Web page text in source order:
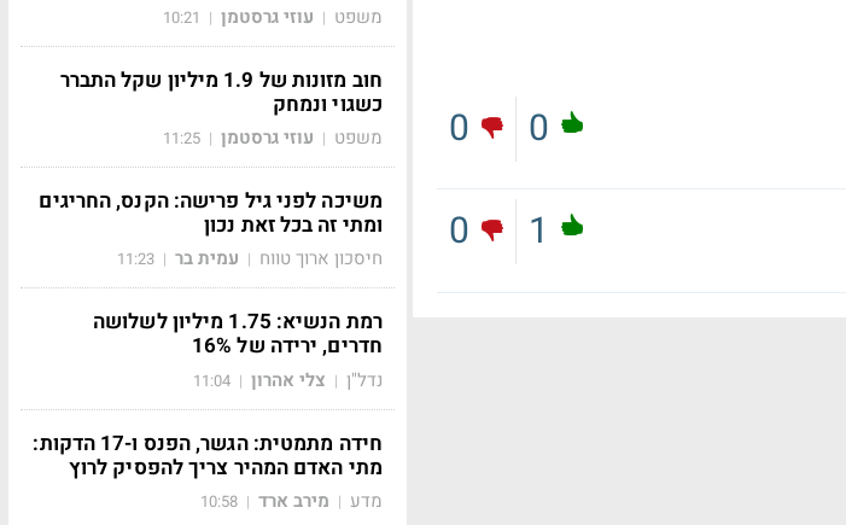
0
0
1
0
משפט | עוזי גרסטמן |
10:21
חוב מזונות של 1.9 מיליון שקל התברר
כשגוי ונמחק
משפט | עוזי גרסטמן |
11:25
משיכה לפני גיל פרישה: הקנס, החריגים
ומתי זה בכל זאת נכון
חיסכון ארוך טווח | עמית בר |
11:23
רמת הנשיא: 1.75 מיליון לשלושה
חדרים, ירידה של 16%
נדל"ן | צלי אהרון |
11:04
חידה מתמטית: הגשר, הפנס ו-17 הדקות:
מתי האדם המהיר צריך להפסיק לרוץ
מדע | מירב ארד |
10:58